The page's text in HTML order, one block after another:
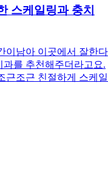
스케일링과 충치
이남아 이곳에서 잘한다
를 추천해주더라고요.
근조근 친절하게 스케일